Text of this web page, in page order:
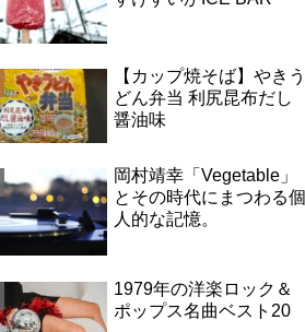
【カップ焼そば】やきう
どん弁当 利尻昆布だし
醤油味
岡村靖幸「Vegetable」
とその時代にまつわる個
人的な記憶。
1979年の洋楽ロック＆
ポップス名曲ベスト20